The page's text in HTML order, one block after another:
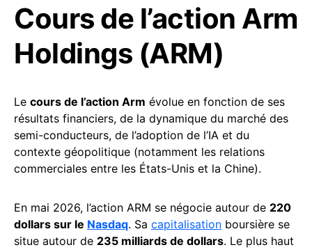
Cours de l’action Arm
Holdings (ARM)
Le cours de l’action Arm évolue en fonction de ses
résultats financiers, de la dynamique du marché des
semi-conducteurs, de l’adoption de l’IA et du
contexte géopolitique (notamment les relations
commerciales entre les États-Unis et la Chine).
En mai 2026, l’action ARM se négocie autour de 220
dollars sur le Nasdaq. Sa capitalisation boursière se
situe autour de 235 milliards de dollars. Le plus haut